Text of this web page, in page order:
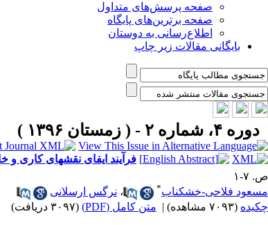
صفحه پرسش‌های متداول
صفحه برترین‌های پایگاه
اطلاع‌رسانی به دوستان
بایگانی مقالات زیر چاپ
دوره ۴، شماره ۲ - ( زمستان ۱۳۹۶ )
فرآیند ایفای نقشهای کاری و
ص. ۷-۱
مسعود فلاحی-خشکناب* ، نرگس ارسلانی
چکیده (۷۰۹۳ مشاهده) | متن کامل (PDF) (۳۰۹۷ دریافت)